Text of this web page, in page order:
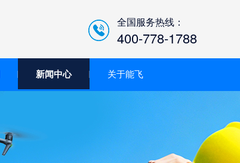
全国服务热线：
400-778-1788
新闻中心 关于能飞